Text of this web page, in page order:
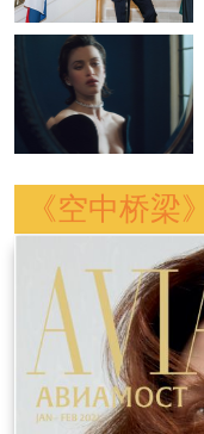
《空中桥梁》